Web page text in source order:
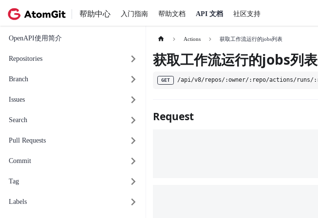
帮助中心 入门指南 帮助文档 API 文档 社区支持
OpenAPI使用简介
Repositories
Branch
Issues
Search
Pull Requests
Commit
Tag
Labels
Actions 获取工作流运行的jobs列表
获取工作流运行的jobs列表
GET /api/v8/repos/:owner/:repo/actions/runs/
Request